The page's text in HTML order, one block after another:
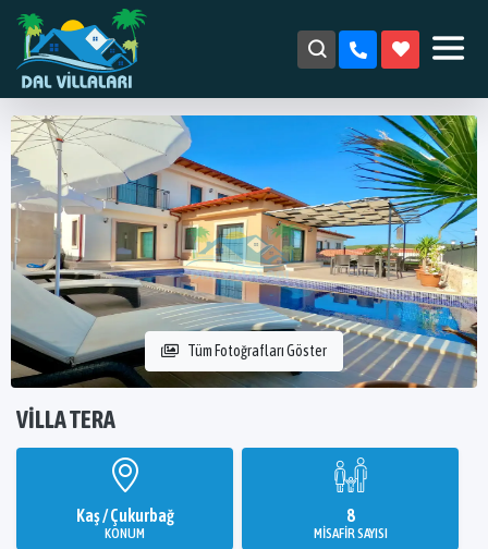
Tüm Fotoğrafları Göster
VILLA TERA
Kaş / Çukurbağ
KONUM
8
MISAFIR SAYISI